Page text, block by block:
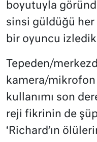
boyutuyla
sinsi güldüğü her
bir oyuncu
Tepeden/
kamera/mikrofon
kullanımı son
reji fikrinin de
‘Richard’ın